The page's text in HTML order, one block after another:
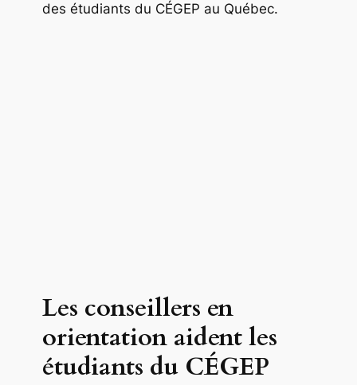
des étudiants du CÉGEP au Québec.
Les conseillers en
orientation aident les
étudiants du CÉGEP